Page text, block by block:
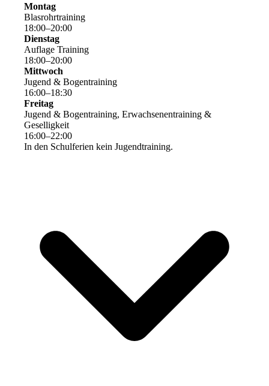
Montag
Blasrohrtraining
18:00–20:00
Dienstag
Auflage Training
18:00–20:00
Mittwoch
Jugend & Bogentraining
16:00–18:30
Freitag
Jugend & Bogentraining, Erwachsenentraining &
Geselligkeit
16:00–22:00
In den Schulferien kein Jugendtraining.